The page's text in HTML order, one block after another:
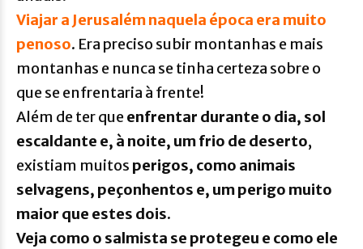
Viajar a Jerusalém naquela época era muito
penoso. Era preciso subir montanhas e mais
montanhas e nunca se tinha certeza sobre o
que se enfrentaria à frente!
Além de ter queenfrentar durante o dia, sol
escaldante e, à noite, um frio de deserto,
existiam muitos perigos, como animais
selvagens, peçonhentos e, um perigo muito
maior que estes dois.
Veja como o salmista se protegeu e como ele